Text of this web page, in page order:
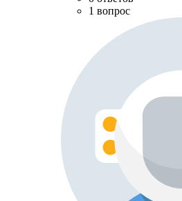
1 вопрос